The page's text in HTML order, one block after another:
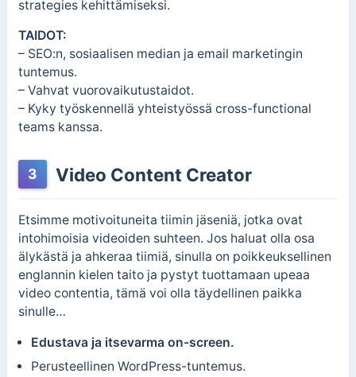
strategies kehittämiseksi.
TAIDOT:
– SEO:n, sosiaalisen median ja email marketingin
tuntemus.
– Vahvat vuorovaikutustaidot.
– Kyky työskennellä yhteistyössä cross-functional
teams kanssa.
3 Video Content Creator
Etsimme motivoituneita tiimin jäseniä, jotka ovat
intohimoisia videoiden suhteen. Jos haluat olla osa
älykästä ja ahkeraa tiimiä, sinulla on poikkeuksellinen
englannin kielen taito ja pystyt tuottamaan upeaa
video contentia, tämä voi olla täydellinen paikka
sinulle…
Edustava ja itsevarma on-screen.
Perusteellinen WordPress-tuntemus.